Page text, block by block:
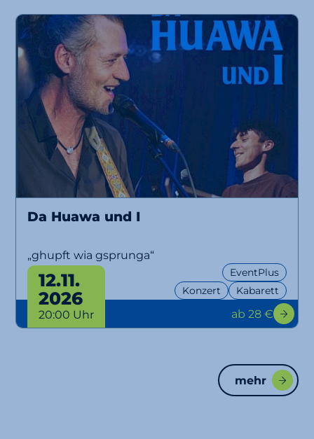
Da Huawa und I
„ghupft wia gsprunga“
Konzert Kabarett
EventPlus
12.11.
2026
20:00 Uhr ab 28 €
mehr